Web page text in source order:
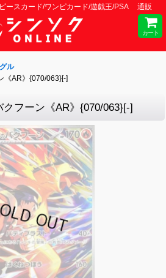
ースカード/ワンピカード/遊戯王/PSA 通販
カート
ル
《AR》{070/063}[-]
クフーン《AR》{070/063}[-]